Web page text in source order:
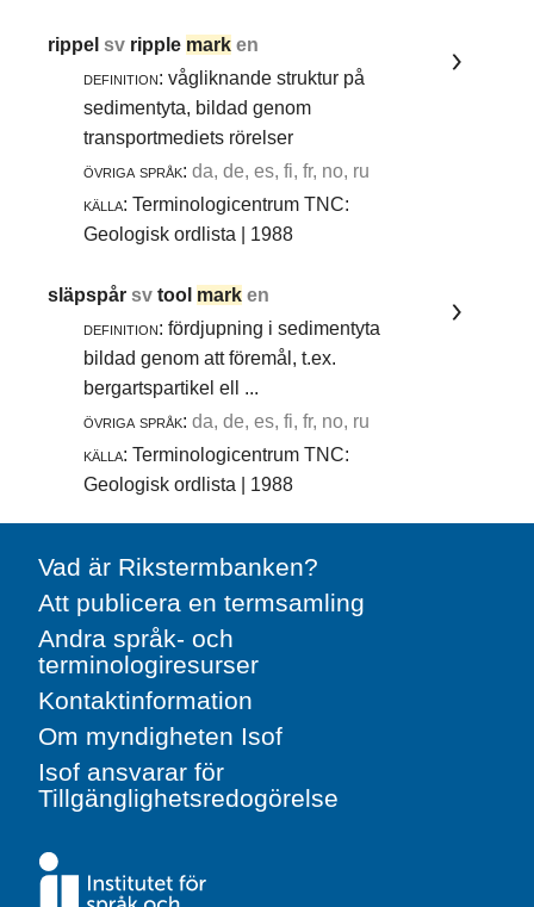
rippelsv ripple mark en
definition: vågliknande struktur på
sedimentyta, bildad genom
transportmediets rörelser
övriga språk: da, de, es, fi, fr, no, ru
källa: Terminologicentrum TNC:
Geologisk ordlista | 1988
släpspårsvtool mark en
definition: fördjupning i sedimentyta
bildad genom att föremål, t.ex.
bergartspartikel ell ...
övriga språk: da, de, es, fi, fr, no, ru
källa: Terminologicentrum TNC:
Geologisk ordlista | 1988
Vad är Rikstermbanken?
Att publicera en termsamling
Andra språk- och
terminologiresurser
Kontaktinformation
Om myndigheten Isof
Isof ansvarar för
Tillgänglighetsredogörelse